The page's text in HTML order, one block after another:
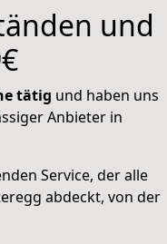
und
tätig und haben uns
Anbieter in
Service, der alle
abdeckt, von der